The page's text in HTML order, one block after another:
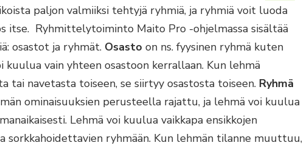
paljon valmiiksi tehtyjä ryhmiä, ja ryhmiä voit luoda
itse. Ryhmittelytoiminto Maito Pro -ohjelmassa sisältää
osastot ja ryhmät. Osasto on ns. fyysinen ryhmä kuten
kuulua vain yhteen osastoon kerrallaan. Kun lehmä
tai navetasta toiseen, se siirtyy osastosta toiseen. Ryhmä
ominaisuuksien perusteella rajattu, ja lehmä voi kuulua
Lehmä voi kuulua vaikkapa ensikkojen
sorkkahoidettavien ryhmään. Kun lehmän tilanne muuttuu,